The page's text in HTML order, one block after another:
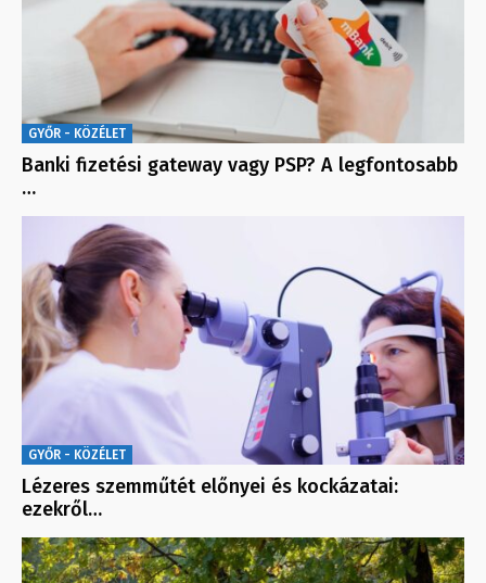
GYŐR - KÖZÉLET
Banki fizetési gateway vagy PSP? A legfontosabb
…
GYŐR - KÖZÉLET
Lézeres szemműtét előnyei és kockázatai:
ezekről…